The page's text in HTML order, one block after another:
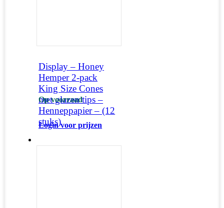
Display – Honey
Hemper 2-pack
King Size Cones
met glazen tips –
Henneppapier – (12
stuks)
Op voorraad
Login voor prijzen